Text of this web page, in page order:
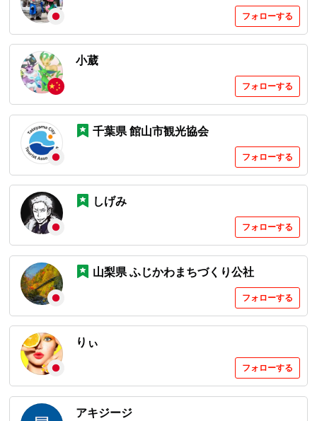
フォローする
小葳
フォローする
千葉県 館山市観光協会
フォローする
しげみ
フォローする
山梨県 ふじかわまちづくり公社
フォローする
りぃ
フォローする
アキジージ